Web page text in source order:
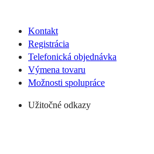
Kontakt
Registrácia
Telefonická objednávka
Výmena tovaru
Možnosti spolupráce
Užitočné odkazy